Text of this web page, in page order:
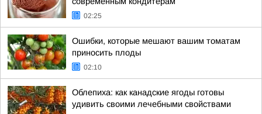
02:25
Ошибки, которые мешают вашим томатам
приносить плоды
02:10
Облепиха: как канадские ягоды готовы
удивить своими лечебными свойствами